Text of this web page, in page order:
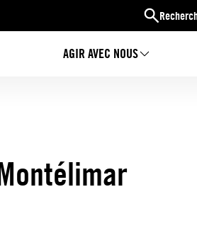
AGIR AVEC NOUS